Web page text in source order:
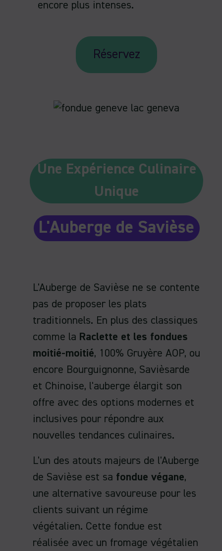
encore plus intenses.
Réservez
Une Expérience Culinaire
Unique
L'Auberge de Savièse
L'Auberge de Savièse ne se contente
pas de proposer les plats
traditionnels. En plus des classiques
comme la Raclette et les fondues
moitié-moitié, 100% Gruyère AOP, ou
encore Bourguignonne, Savièsarde
et Chinoise, l'auberge élargit son
offre avec des options modernes et
inclusives pour répondre aux
nouvelles tendances culinaires.
L'un des atouts majeurs de l'Auberge
de Savièse est sa fondue végane,
une alternative savoureuse pour les
clients suivant un régime
végétalien. Cette fondue est
réalisée avec un fromage végétalien